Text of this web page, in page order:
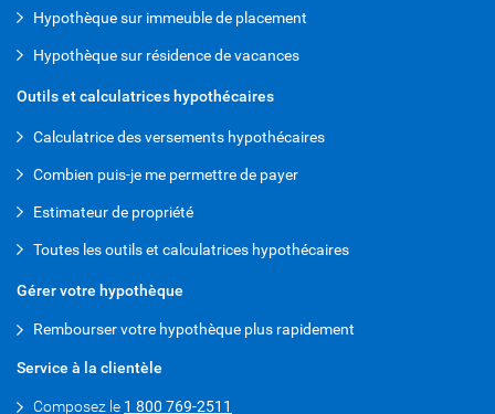
Hypothèque sur immeuble de placement
Hypothèque sur résidence de vacances
Outils et calculatrices hypothécaires
Calculatrice des versements hypothécaires
Combien puis-je me permettre de payer
Estimateur de propriété
Toutes les outils et calculatrices hypothécaires
Gérer votre hypothèque
Rembourser votre hypothèque plus rapidement
Service à la clientèle
Composez le 1 800 769-2511